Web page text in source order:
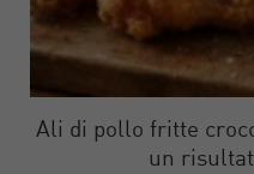
Ali di pollo fritte
un